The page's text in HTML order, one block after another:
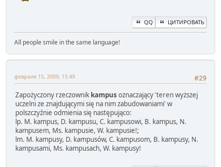
QQ ЦИТИРОВАТЬ
All people smile in the same language!
#29
февраля 15, 2009, 15:49
Zapożyczony rzeczownik kampus oznaczający 'teren wyższej
uczelni ze znajdującymi się na nim zabudowaniami' w
polszczyźnie odmienia się następująco:
lp. M. kampus, D. kampusu, C. kampusowi, B. kampus, N.
kampusem, Ms. kampusie, W. kampusie!;
lm. M. kampusy, D. kampusów, C. kampusom, B. kampusy, N.
kampusami, Ms. kampusach, W. kampusy!